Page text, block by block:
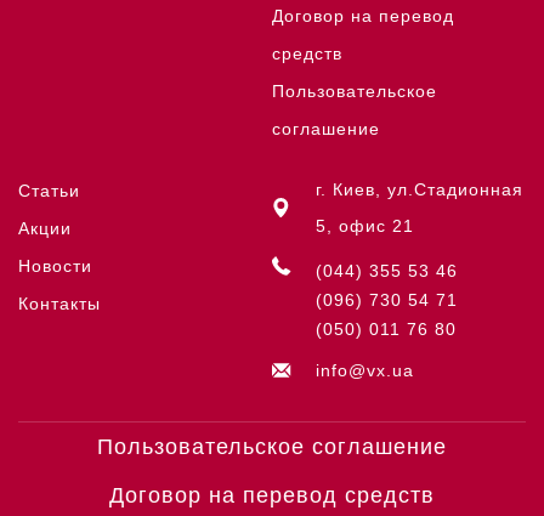
Договор на перевод
средств
Пользовательское
соглашение
Статьи
Акции
Новости
Контакты
г. Киев, ул.Стадионная
5, офис 21
(044) 355 53 46
(096) 730 54 71
(050) 011 76 80
info@vx.ua
Пользовательское соглашение
Договор на перевод средств